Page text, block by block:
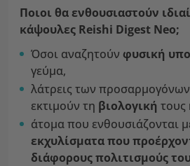
Ποιοι θα ενθουσιαστούν
κάψουλες Reishi Digest Neo;
Όσοι αναζητούν φυσική
γεύμα,
λάτρεις των
εκτιμούν τη βιολογική τους
άτομα που ενθουσιάζονται
εκχυλίσματα που
διάφορους πολιτισμούς